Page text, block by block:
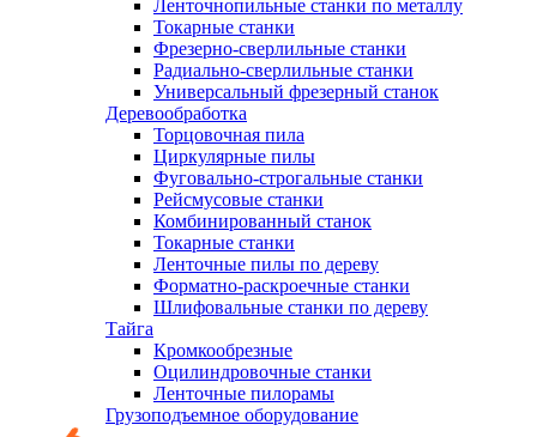
Ленточнопильные станки по металлу
Токарные станки
Фрезерно-сверлильные станки
Радиально-сверлильные станки
Универсальный фрезерный станок
Деревообработка
Торцовочная пила
Циркулярные пилы
Фуговально-строгальные станки
Рейсмусовые станки
Комбинированный станок
Токарные станки
Ленточные пилы по дереву
Форматно-раскроечные станки
Шлифовальные станки по дереву
Тайга
Кромкообрезные
Оцилиндровочные станки
Ленточные пилорамы
Грузоподъемное оборудование